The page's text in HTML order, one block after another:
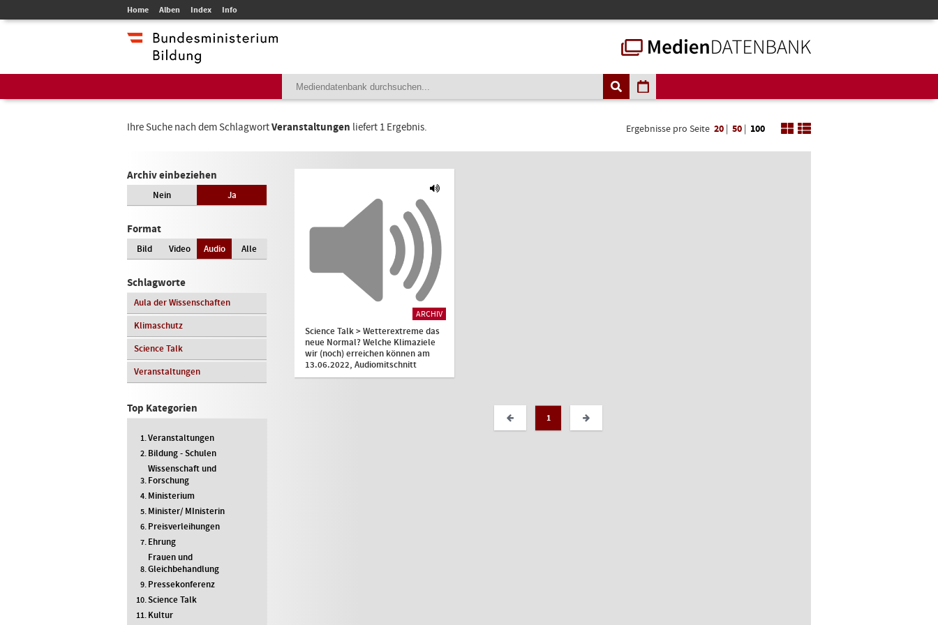
Home Alben Index Info
Ihre Suche nach dem SchlagwortVeranstaltungen liefert 1 Ergebnis. Ergebnisse pro Seite 20 | 50 | 100
Archiv einbeziehen
Nein Ja
Format
Bild Video Audio Alle
Schlagworte
Aula der Wissenschaften
Klimaschutz
Science Talk
Veranstaltungen
Top Kategorien
Veranstaltungen
Bildung - Schulen
Wissenschaft und
Forschung
Ministerium
Minister/ MInisterin
Preisverleihungen
Ehrung
Frauen und
Gleichbehandlung
Pressekonferenz
Science Talk
Kultur
ARCHIV
Science Talk > Wetterextreme das
neue Normal? Welche Klimaziele
wir (noch) erreichen können am
13.06.2022, Audiomitschnitt
1